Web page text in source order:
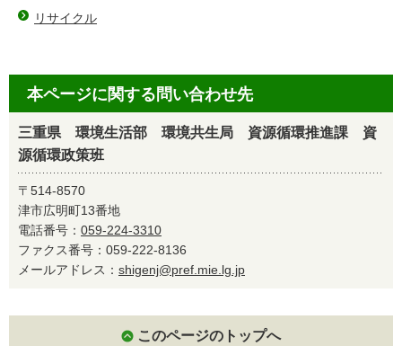
リサイクル
本ページに関する問い合わせ先
三重県 環境生活部 環境共生局 資源循環推進課 資
源循環政策班
〒514-8570
津市広明町13番地
電話番号： 059-224-3310
ファクス番号：059-222-8136
メールアドレス： shigenj@pref.mie.lg.jp
このページのトップへ